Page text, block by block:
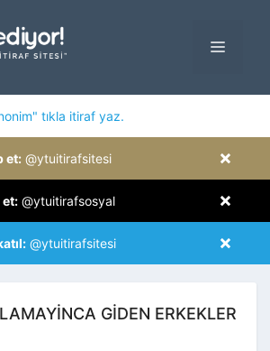
MENÜ
tıkla itiraf yaz.
×
et: @ytuitirafsitesi
×
@ytuitirafsosyal
×
@ytuitirafsitesi
GIDEN ERKEKLER